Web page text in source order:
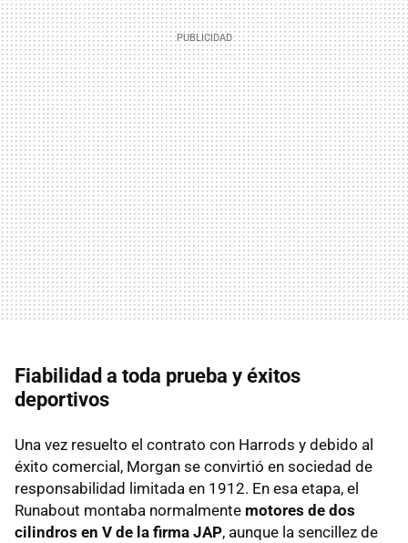
Fiabilidad a toda prueba y éxitos
deportivos
Una vez resuelto el contrato con Harrods y debido al
éxito comercial, Morgan se convirtió en sociedad de
responsabilidad limitada en 1912. En esa etapa, el
Runabout montaba normalmente motores de dos
cilindros en V de la firma JAP, aunque la sencillez de